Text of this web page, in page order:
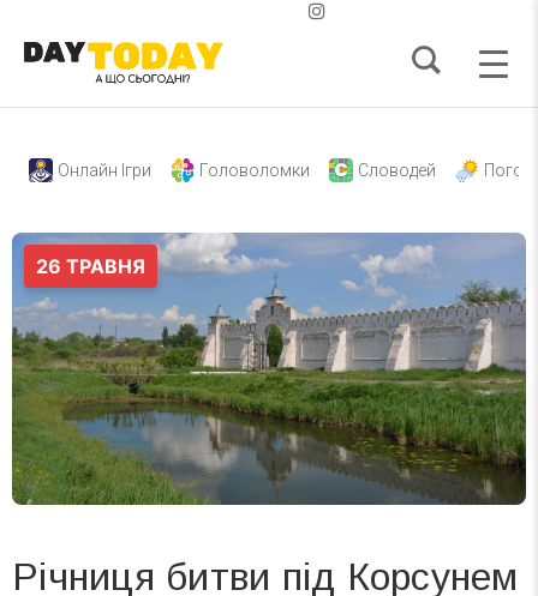
Онлайн Ігри Головоломки Словодей
Річниця битви під Корсунем